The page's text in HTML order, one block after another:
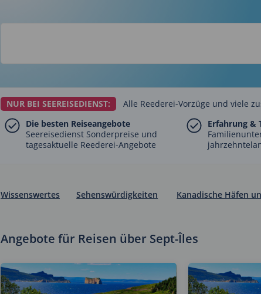
NUR BEI SEEREISEDIENST:
Alle Reederei-Vorzüge und viele
Die besten Reiseangebote
Seereisedienst Sonderpreise und
tagesaktuelle Reederei-Angebote
Erfahrung &
Wissenswertes Sehenswürdigkeiten Kanadische Häfen
Angebote für Reisen über Sept-Îles